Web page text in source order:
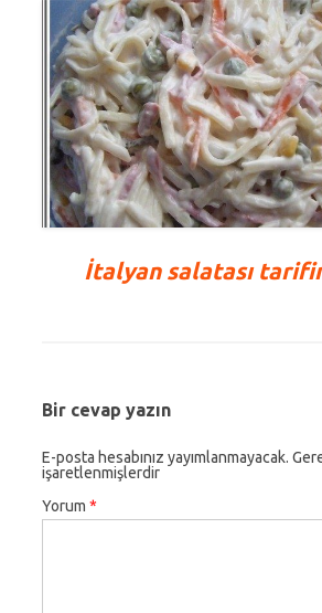
İtalyan salatası
Bir cevap yazın
E-posta hesabınız yayımlanmayacak.
işaretlenmişlerdir
Yorum *